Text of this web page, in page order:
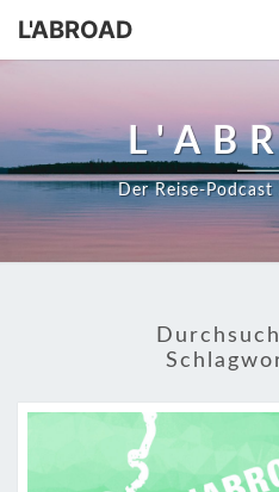
Skip
L'ABROAD
Der Reise-